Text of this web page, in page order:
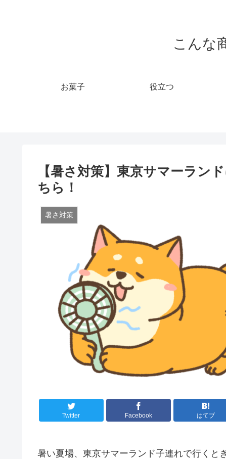
こんな
お菓子 役立つ
【暑さ対策】東京サマーラン
ちら！
暑さ対策
Twitter Facebook はてブ
暑い夏場、東京サマーランド子連れで行くと